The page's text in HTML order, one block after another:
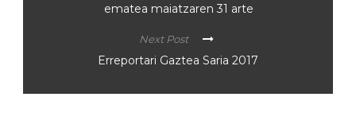
ematea maiatzaren 31 arte
Next Post
Erreportari Gaztea Saria 2017